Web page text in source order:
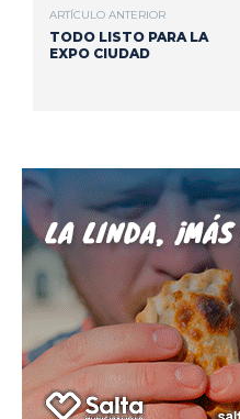
ARTÍCULO ANTERIOR
TODO LISTO PARA LA
EXPO CIUDAD